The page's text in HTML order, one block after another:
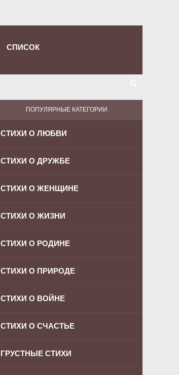
СПИСОК
ПОПУЛЯРНЫЕ КАТЕГОРИИ
СТИХИ О ЛЮБВИ
СТИХИ О ДРУЖБЕ
СТИХИ О ЖЕНЩИНЕ
СТИХИ О ЖИЗНИ
СТИХИ О РОДИНЕ
СТИХИ О ПРИРОДЕ
СТИХИ О ВОЙНЕ
СТИХИ О СЧАСТЬЕ
ГРУСТНЫЕ СТИХИ